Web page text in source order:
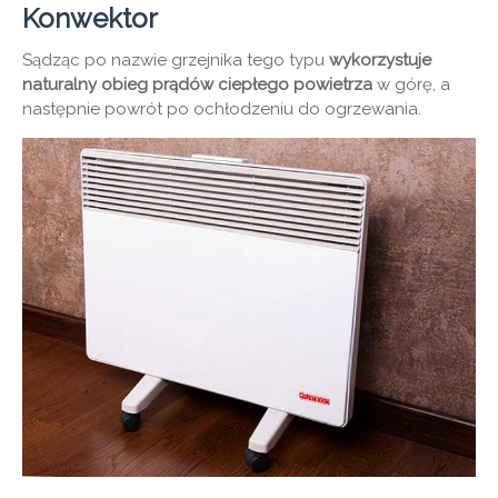
Konwektor
Sądząc po nazwie grzejnika tego typu wykorzystuje
naturalny obieg prądów ciepłego powietrza w górę, a
następnie powrót po ochłodzeniu do ogrzewania.